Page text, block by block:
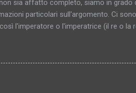
sia affatto completo, siamo in grado
particolari sull'argomento. Ci
l'imperatore o l'imperatrice (il re o la
persone, parti del corpo e attività di
numerosi simboli spesso
Armi appuntite, oggetti lunghi e rigidi,
mentre armadi, scatole, carrozze e